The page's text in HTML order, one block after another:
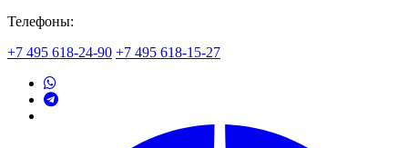
Телефоны:
+7 495 618-24-90 +7 495 618-15-27